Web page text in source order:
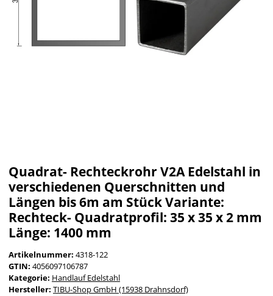
Quadrat- Rechteckrohr V2A Edelstahl in
verschiedenen Querschnitten und
Längen bis 6m am Stück Variante:
Rechteck- Quadratprofil: 35 x 35 x 2 mm
Länge: 1400 mm
Artikelnummer: 4318-122
GTIN: 4056097106787
Kategorie: Handlauf Edelstahl
Hersteller: TIBU-Shop GmbH (15938 Drahnsdorf)